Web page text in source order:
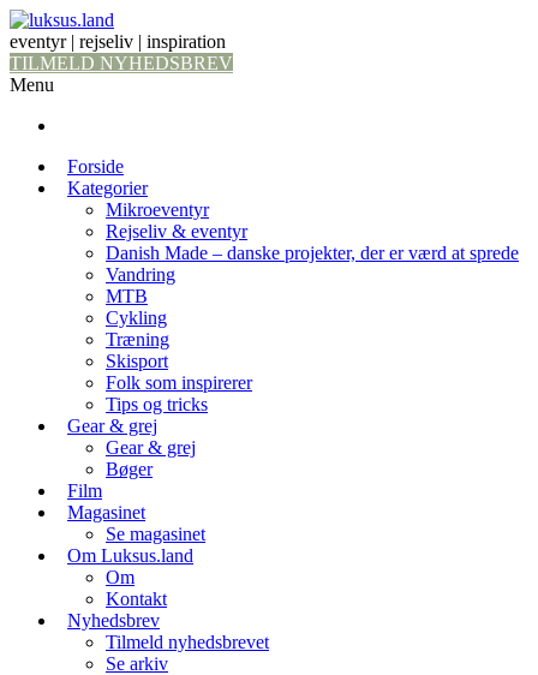
eventyr | rejseliv | inspiration
TILMELD NYHEDSBREV
Menu
Forside
Kategorier
Mikroeventyr
Rejseliv & eventyr
Danish Made – danske projekter, der er værd at sprede
Vandring
MTB
Cykling
Træning
Skisport
Folk som inspirerer
Tips og tricks
Gear & grej
Gear & grej
Bøger
Film
Magasinet
Se magasinet
Om Luksus.land
Om
Kontakt
Nyhedsbrev
Tilmeld nyhedsbrevet
Se arkiv